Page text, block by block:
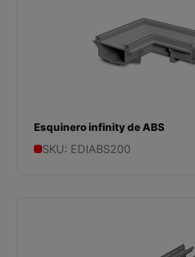
Esquinero infinity de ABS
SKU: EDIABS200